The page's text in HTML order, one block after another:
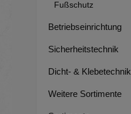
Fußschutz
Betriebseinrichtung
Sicherheitstechnik
Dicht- & Klebetechnik
Weitere Sortimente